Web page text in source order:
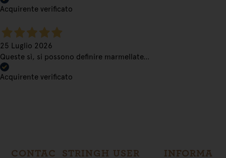
Acquirente verificato
25 Luglio 2026
Queste sì, si possono definire marmellate…
Acquirente verificato
CONTAC
STRINGH USER
INFORMA